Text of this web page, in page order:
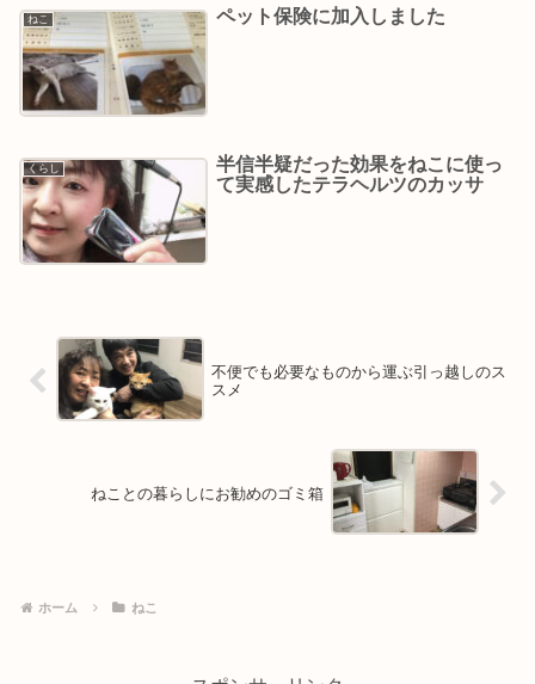
ねこ ペット保険に加入しました
くらし
半信半疑だった効果をねこに使っ
て実感したテラヘルツのカッサ
不便でも必要なものから運ぶ引っ越しのス
スメ
ねことの暮らしにお勧めのゴミ箱
ホーム ねこ